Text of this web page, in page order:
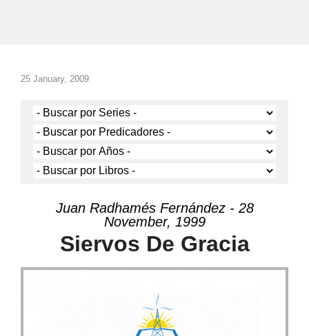
25 January, 2009
Juan Radhamés Fernández - 28
November, 1999
Siervos De Gracia